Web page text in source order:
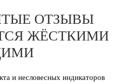
ОТЗЫВЫ
ЖЁСТКИМИ
и несловесных индикаторов